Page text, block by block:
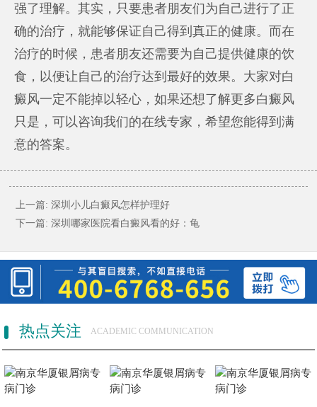
强了理解。其实，只要患者朋友们为自己进行了正
确的治疗，就能够保证自己得到真正的健康。而在
治疗的时候，患者朋友还需要为自己提供健康的饮
食，以便让自己的治疗达到最好的效果。大家对白
癜风一定不能掉以轻心，如果还想了解更多白癜风
只是，可以咨询我们的在线专家，希望您能得到满
意的答案。
上一篇: 深圳小儿白癜风怎样护理好
下一篇: 深圳哪家医院看白癜风看的好：龟
热点关注 ACADEMIC COMMUNICATION